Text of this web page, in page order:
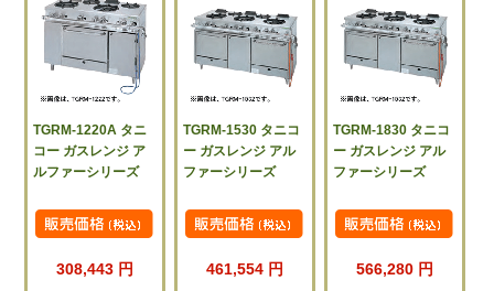
TGRM-1220A タニ
コー ガスレンジ ア
ルファーシリーズ
308,443 円
TGRM-1530 タニコ
ー ガスレンジ アル
ファーシリーズ
461,554 円
TGRM-1830 タニコ
ー ガスレンジ アル
ファーシリーズ
566,280 円